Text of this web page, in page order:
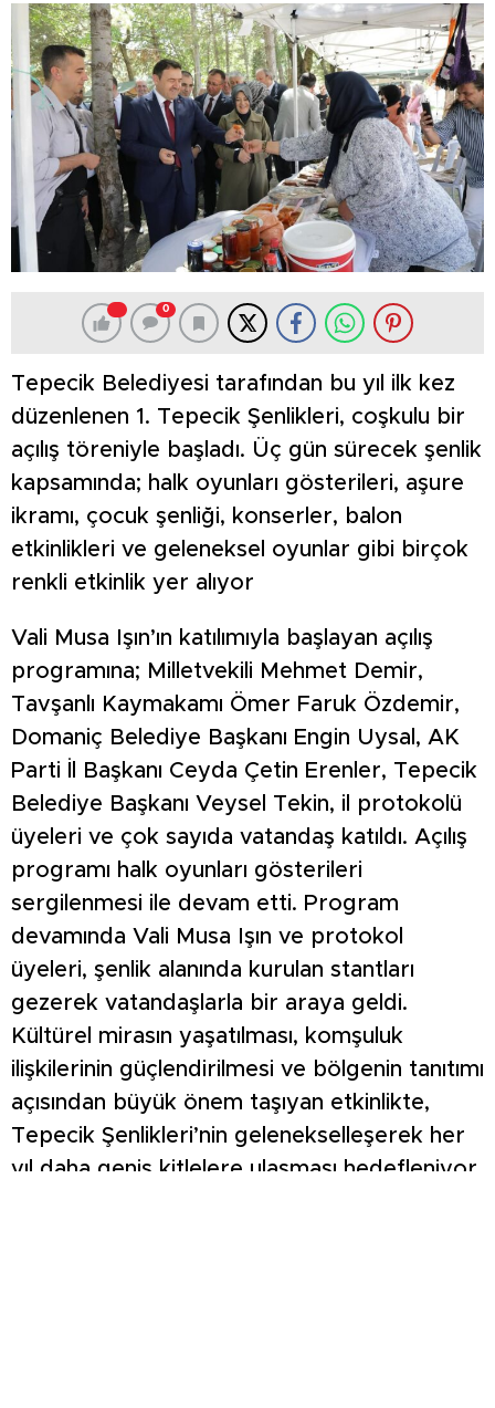
0
Tepecik Belediyesi tarafından bu yıl ilk kez
düzenlenen 1. Tepecik Şenlikleri, coşkulu bir
açılış töreniyle başladı. Üç gün sürecek şenlik
kapsamında; halk oyunları gösterileri, aşure
ikramı, çocuk şenliği, konserler, balon
etkinlikleri ve geleneksel oyunlar gibi birçok
renkli etkinlik yer alıyor
Vali Musa Işın’ın katılımıyla başlayan açılış
programına; Milletvekili Mehmet Demir,
Tavşanlı Kaymakamı Ömer Faruk Özdemir,
Domaniç Belediye Başkanı Engin Uysal, AK
Parti İl Başkanı Ceyda Çetin Erenler, Tepecik
Belediye Başkanı Veysel Tekin, il protokolü
üyeleri ve çok sayıda vatandaş katıldı. Açılış
programı halk oyunları gösterileri
sergilenmesi ile devam etti. Program
devamında Vali Musa Işın ve protokol
üyeleri, şenlik alanında kurulan stantları
gezerek vatandaşlarla bir araya geldi.
Kültürel mirasın yaşatılması, komşuluk
ilişkilerinin güçlendirilmesi ve bölgenin tanıtımı
açısından büyük önem taşıyan etkinlikte,
Tepecik Şenlikleri’nin gelenekselleşerek her
yıl daha geniş kitlelere ulaşması hedefleniyor.